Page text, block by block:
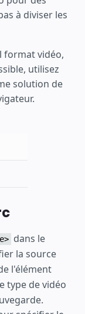
à diviser les
format vidéo,
utilisez
solution de
dans le
la source
l'élément
type de vidéo